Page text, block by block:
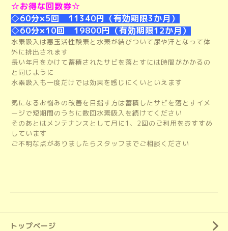
☆お得な回数券☆
◇60分×5回 11340円（有効期限3か月）
◇60分×10回 19800円（有効期限12か月）
水素吸入は悪玉活性酸素と水素が結びついて尿や汗となって体
外に排出されます
長い年月をかけて蓄積されたサビを落とすには時間がかかるの
と同じように
水素吸入も一度だけでは効果を感じにくいといえます
気になるお悩みの改善を目指す方は蓄積したサビを落とすイメ
ージで短期間のうちに数回水素吸入を続けてください
そのあとはメンテナンスとして月に1、2回のご利用をおすすめ
しています
ご不明な点がありましたらスタッフまでご相談ください
トップページ